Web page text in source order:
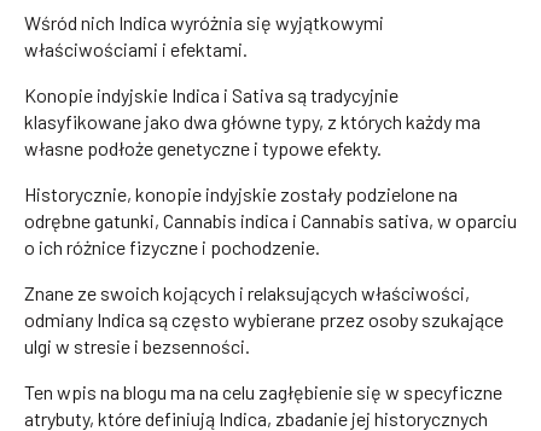
Wśród nich Indica wyróżnia się wyjątkowymi
właściwościami i efektami.
Konopie indyjskie Indica i Sativa są tradycyjnie
klasyfikowane jako dwa główne typy, z których każdy ma
własne podłoże genetyczne i typowe efekty.
Historycznie, konopie indyjskie zostały podzielone na
odrębne gatunki, Cannabis indica i Cannabis sativa, w oparciu
o ich różnice fizyczne i pochodzenie.
Znane ze swoich kojących i relaksujących właściwości,
odmiany Indica są często wybierane przez osoby szukające
ulgi w stresie i bezsenności.
Ten wpis na blogu ma na celu zagłębienie się w specyficzne
atrybuty, które definiują Indica, zbadanie jej historycznych